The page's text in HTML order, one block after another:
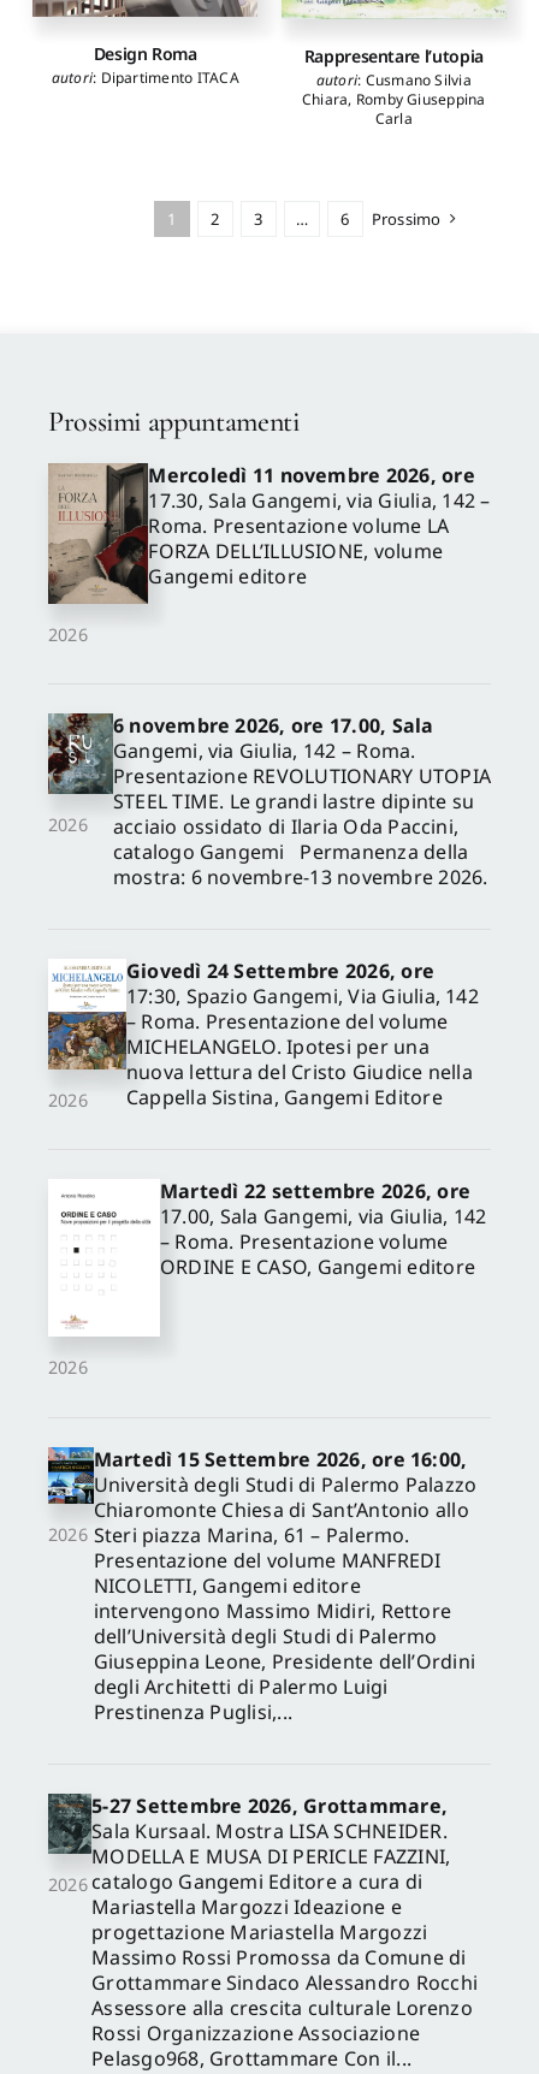
Design Roma
autori: Dipartimento ITACA
Rappresentare l’utopia
autori: Cusmano Silvia
Chiara, Romby Giuseppina
Carla
1 2 3 … 6 Prossimo
Prossimi appuntamenti
2026
Mercoledì 11 novembre 2026, ore
17.30, Sala Gangemi, via Giulia, 142 –
Roma. Presentazione volume LA
FORZA DELL’ILLUSIONE, volume
Gangemi editore
2026
6 novembre 2026, ore 17.00, Sala
Gangemi, via Giulia, 142 – Roma.
Presentazione REVOLUTIONARY UTOPIA
STEEL TIME. Le grandi lastre dipinte su
acciaio ossidato di Ilaria Oda Paccini,
catalogo Gangemi Permanenza della
mostra: 6 novembre-13 novembre 2026.
2026
Giovedì 24 Settembre 2026, ore
17:30, Spazio Gangemi, Via Giulia, 142
– Roma. Presentazione del volume
MICHELANGELO. Ipotesi per una
nuova lettura del Cristo Giudice nella
Cappella Sistina, Gangemi Editore
2026
Martedì 22 settembre 2026, ore
17.00, Sala Gangemi, via Giulia, 142
– Roma. Presentazione volume
ORDINE E CASO, Gangemi editore
2026
Martedì 15 Settembre 2026, ore 16:00,
Università degli Studi di Palermo Palazzo
Chiaromonte Chiesa di Sant’Antonio allo
Steri piazza Marina, 61 – Palermo.
Presentazione del volume MANFREDI
NICOLETTI, Gangemi editore
intervengono Massimo Midiri, Rettore
dell’Università degli Studi di Palermo
Giuseppina Leone, Presidente dell’Ordini
degli Architetti di Palermo Luigi
Prestinenza Puglisi,...
2026
5-27 Settembre 2026, Grottammare,
Sala Kursaal. Mostra LISA SCHNEIDER.
MODELLA E MUSA DI PERICLE FAZZINI,
catalogo Gangemi Editore a cura di
Mariastella Margozzi Ideazione e
progettazione Mariastella Margozzi
Massimo Rossi Promossa da Comune di
Grottammare Sindaco Alessandro Rocchi
Assessore alla crescita culturale Lorenzo
Rossi Organizzazione Associazione
Pelasgo968, Grottammare Con il...